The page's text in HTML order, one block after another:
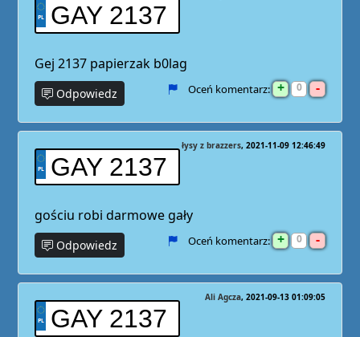
GAY 2137
Gej 2137 papierzak b0lag
Odpowiedz Oceń komentarz: + 0 -
GAY 2137
łysy z brazzers 2021-11-09 12:46:49
gościu robi darmowe gały
Odpowiedz Oceń komentarz: + 0 -
GAY 2137
Ali Agcza 2021-09-13 01:09:05